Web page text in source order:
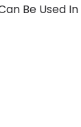
Be Used